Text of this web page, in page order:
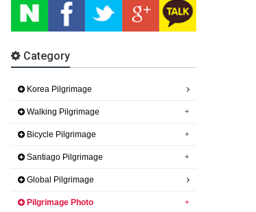
Category
Korea Pilgrimage
Walking Pilgrimage
Bicycle Pilgrimage
Santiago Pilgrimage
Global Pilgrimage
Pilgrimage Photo